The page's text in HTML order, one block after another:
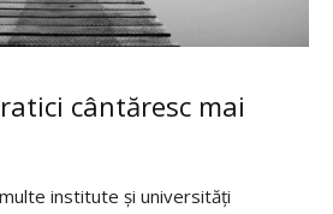
cântăresc mai
institute și universități